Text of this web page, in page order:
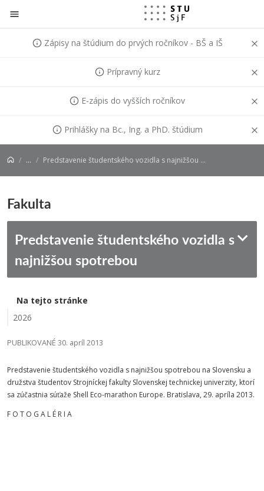
Prejsť na obsah
Zápisy na štúdium do prvých ročníkov - BŠ a IŠ
Prípravný kurz
E-zápis do vyšších ročníkov
Prihlášky na Bc., Ing. a PhD. štúdium
... Predstavenie študentského vozidla s najnižšou spotrebou
Fakulta
Predstavenie študentského vozidla s
najnižšou spotrebou
Na tejto stránke
2026
PUBLIKOVANÉ 30. apríl 2013
Predstavenie študentského vozidla s najnižšou spotrebou na Slovensku a
družstva študentov Strojníckej fakulty Slovenskej technickej univerzity, ktorí
sa zúčastnia súťaže Shell Eco-marathon Europe. Bratislava, 29. apríla 2013.
F O T O G A L É R I A